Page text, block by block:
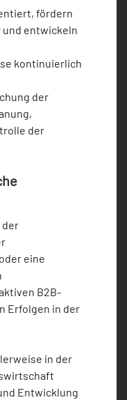
fördern
entwickeln
kontinuierlich
der
der
der
eine
B2B-
Erfolgen in der
in der
Entwicklung